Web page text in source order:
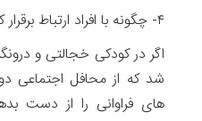
۴- چگونه با افراد ارتباط برقرار کنیم
اگر در کودکی خجالتی و
شد که از محافل اجتماعی
های فراوانی را از دست